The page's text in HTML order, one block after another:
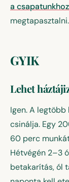
a csapatunkhoz
megtapasztalni.
GYIK
Lehet
Igen. A
csinálja. Egy
60 perc
Hétvégén 2–3
betakarítás, ól